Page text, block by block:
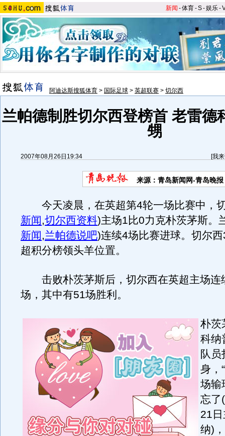
新闻 -体育-S-娱乐-
阿迪达斯搜狐体育 > 国际足球 > 英超联赛 > 切尔西
兰帕德制胜切尔西登榜首 老雷德
甥
2007年08月26日19:34 [我
来源：青岛新闻网-青岛晚报
今天凌晨，在英超第4轮一场比赛中，
新闻,切尔西资料)主场1比0力克朴茨茅斯。
新闻,兰帕德说吧)连续4场比赛进球。切尔
超积分榜领头羊位置。
击败朴茨茅斯后，切尔西在英超主场连
场，其中有51场胜利。
朴茨
科纳
队员
身，
场输
忘了
21
纳)